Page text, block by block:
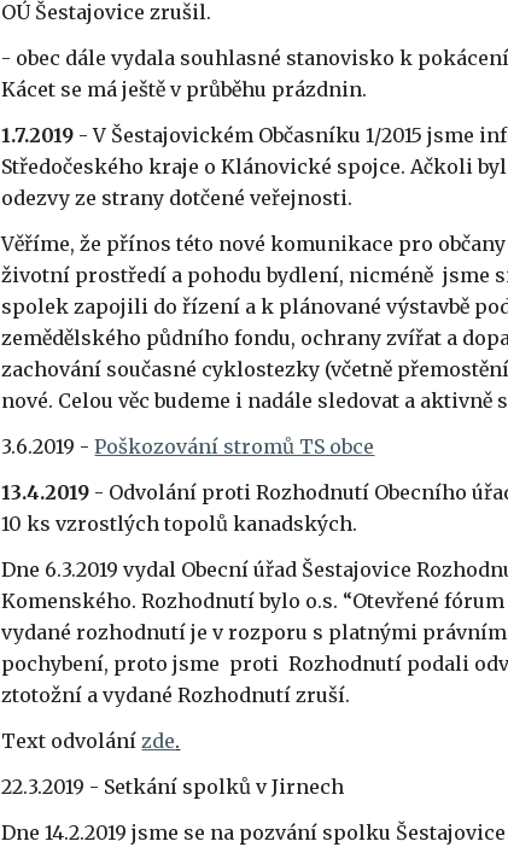
OÚ Šestajovice zrušil.
- obec dále vydala souhlasné stanovisko k
Kácet se má ještě v průběhu prázdnin.
1.7.2019 - V Šestajovickém Občasníku 1/2015 jsme
Středočeského kraje o Klánovické spojce. Ačkoli
odezvy ze strany dotčené veřejnosti.
Věříme, že přínos této nové komunikace pro
životní prostředí a pohodu bydlení, nicméně jsme
spolek zapojili do řízení a k plánované výstavbě
zemědělského půdního fondu, ochrany zvířat a
zachování současné cyklostezky (včetně
nové. Celou věc budeme i nadále sledovat a
3.6.2019 -Poškozování stromů TS obce
13.4.2019 - Odvolání proti Rozhodnutí Obecního
10 ks vzrostlých topolů kanadských.
Dne 6.3.2019 vydal Obecní úřad Šestajovice
Komenského. Rozhodnutí bylo o.s. “Otevřené
vydané rozhodnutí je v rozporu s platnými
pochybení, proto jsme proti Rozhodnutí podali
ztotožní a vydané Rozhodnutí zruší.
Text odvolánízde.
22.3.2019 - Setkání spolků v Jirnech
Dne 14.2.2019 jsme se na pozvání spolku